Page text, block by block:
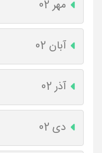
مهر 02
آبان 02
آذر 02
دی 02